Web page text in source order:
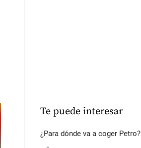
Te puede interesar
¿Para dónde va a coger Petro?